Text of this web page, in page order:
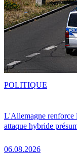
L'Allemagne renforce
attaque hybride
06.08.2026
POLITIQUE